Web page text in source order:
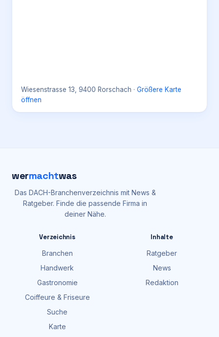
Wiesenstrasse 13, 9400 Rorschach · Größere Karte
öffnen
wermachtwas
Das DACH-Branchenverzeichnis mit News &
Ratgeber. Finde die passende Firma in
deiner Nähe.
Verzeichnis
Branchen
Handwerk
Gastronomie
Coiffeure & Friseure
Suche
Karte
Inhalte
Ratgeber
News
Redaktion